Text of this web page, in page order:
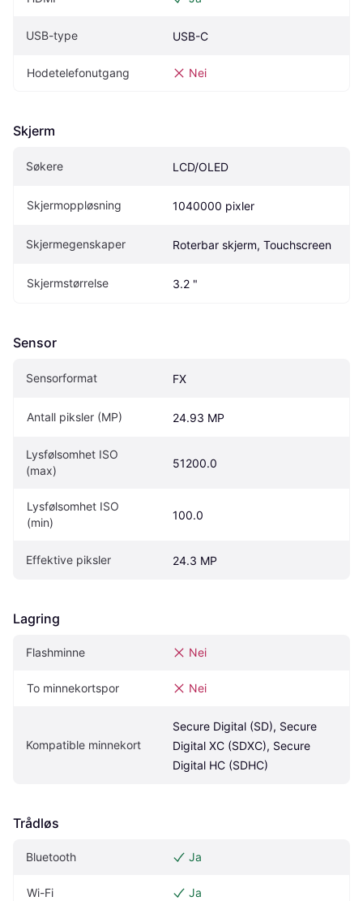
USB-type USB-C
Hodetelefonutgang Nei
Skjerm
Søkere LCD/OLED
Skjermoppløsning 1040000 pixler
Skjermegenskaper Roterbar skjerm, Touchscreen
Skjermstørrelse 3.2 "
Sensor
Sensorformat FX
Antall piksler (MP) 24.93 MP
Lysfølsomhet ISO
(max)
51200.0
Lysfølsomhet ISO
(min)
100.0
Effektive piksler 24.3 MP
Lagring
Flashminne Nei
To minnekortspor Nei
Kompatible minnekort
Secure Digital (SD), Secure
Digital XC (SDXC), Secure
Digital HC (SDHC)
Trådløs
Bluetooth Ja
Wi-Fi Ja